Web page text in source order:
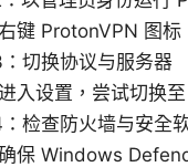
键 ProtonVPN 图标
切换协议与服务器
入设置，尝试切换
检查防火墙与安全
保 Windows